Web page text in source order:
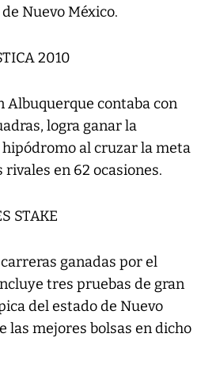
Nuevo México.
2010
Albuquerque contaba con
logra ganar la
al cruzar la meta
en 62 ocasiones.
STAKE
ganadas por el
tres pruebas de gran
del estado de Nuevo
las mejores bolsas en dicho